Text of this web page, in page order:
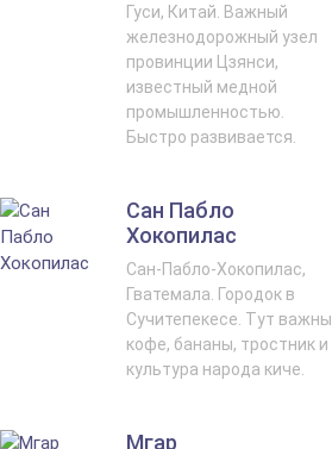
Гуси, Китай. Важный
железнодорожный узел
провинции Цзянси,
известный медной
промышленностью.
Быстро развивается.
Сан Пабло
Хокопилас
Сан-Пабло-Хокопилас,
Гватемала. Городок в
Сучитепекесе. Тут важны
кофе, бананы, тростник и
культура народа киче.
Мгар